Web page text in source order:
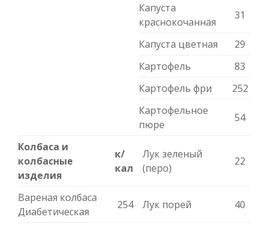
Капуста
краснокочанная
31
Капуста цветная
29
Картофель
83
Картофель фри
252
Картофельное
пюре
54
Колбаса и
колбасные
изделия
к/
кал
Лук зеленый
(перо)
22
Вареная колбаса
Диабетическая
254 Лук порей 40